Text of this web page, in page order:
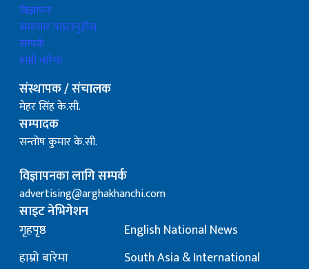
बिज्ञापन
समाचार पठाउनुहोस्
सम्पर्क
हाम्रो बारेमा
संस्थापक / संचालक
मेहर सिंह के.सी.
सम्पादक
सन्तोष कुमार के.सी.
विज्ञापनका लागि सम्पर्क
advertising@arghakhanchi.com
साइट नेभिगेशन
गृहपृष्ठ
हाम्रो बारेमा
English National News
South Asia & International